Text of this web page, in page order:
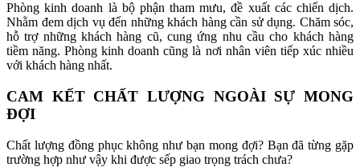
Phòng kinh doanh là bộ phận tham mưu, đề xuất các chiến dịch.
Nhằm đem dịch vụ đến những khách hàng cần sử dụng. Chăm sóc,
hỗ trợ những khách hàng cũ, cung ứng nhu cầu cho khách hàng
tiềm năng. Phòng kinh doanh cũng là nơi nhân viên tiếp xúc nhiều
với khách hàng nhất.
CAM KẾT CHẤT LƯỢNG NGOÀI SỰ MONG
ĐỢI
Chất lượng đồng phục không như bạn mong đợi? Bạn đã từng gặp
trường hợp như vậy khi được sếp giao trọng trách chưa?